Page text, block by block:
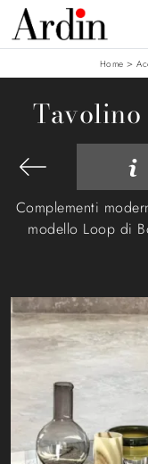
Home >
Complementi
modello Loop di